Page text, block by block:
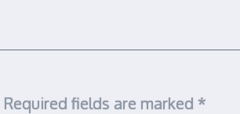
Required fields are marked *